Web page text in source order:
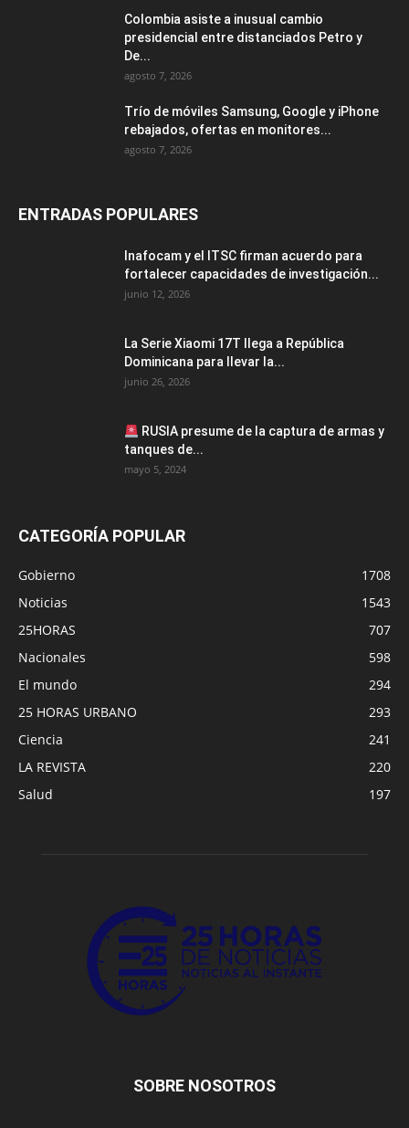
Colombia asiste a inusual cambio
presidencial entre distanciados Petro y
De...
agosto 7, 2026
Trío de móviles Samsung, Google y iPhone
rebajados, ofertas en monitores...
agosto 7, 2026
ENTRADAS POPULARES
Inafocam y el ITSC firman acuerdo para
fortalecer capacidades de investigación...
junio 12, 2026
La Serie Xiaomi 17T llega a República
Dominicana para llevar la...
junio 26, 2026
RUSIA presume de la captura de armas y
tanques de...
mayo 5, 2024
CATEGORÍA POPULAR
Gobierno
1708
Noticias
1543
25HORAS
707
Nacionales
598
El mundo
294
25 HORAS URBANO
293
Ciencia
241
LA REVISTA
220
Salud
197
SOBRE NOSOTROS